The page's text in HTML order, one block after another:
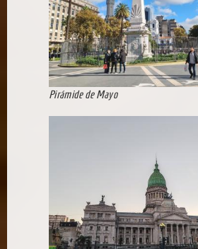
Pirámide de Mayo